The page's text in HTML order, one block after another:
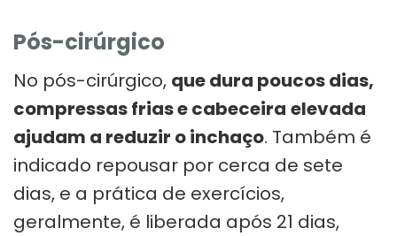
Pós-cirúrgico
No pós-cirúrgico, que dura poucos dias,
compressas frias e cabeceira elevada
ajudam a reduzir o inchaço. Também é
indicado repousar por cerca de sete
dias, e a prática de exercícios,
geralmente, é liberada após 21 dias,